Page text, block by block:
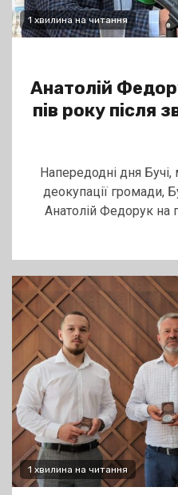
1 хвилина на читання
Анатолій
пів року після
Напередодні дня
деокупації громади,
Анатолій Федорук на
1 хвилина на читання